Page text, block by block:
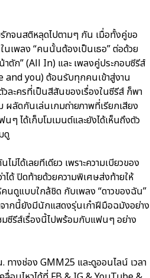
กจนสติหลุดไปตามๆ กัน เมื่อทั้งคู่ขอ
นเพลง “คนนั้นต้องเป็นเธอ” ต่อด้วย
ตัก” (All In) และ เพลงคู่ประกอบซีรีส์
and you) ต้อนรับทุกคนเข้าสู่งาน
ะครที่เป็นสีสันของเรื่องในซีรีส์ ก็พา
ผลัดกันเล่นเกมถ่ายภาพที่เรียกเสียง
ๆ ได้เก็บโมเมนต์และยังได้เห็นถึงตัว
ดู
ด้เลยทีเดียว เพราะความเบียวของ
ได้ ปิดท้ายด้วยความพิเศษส่งท้ายให้
นดูแบบใกล้ชิด กับเพลง “ดาวของฉัน”
ากนี้ยังมีนักแสดงรุ่นเก๋าฝีมือฉมังอย่าง
ซีรีส์เรื่องนี้ไปพร้อมกับแฟนๆ อย่าง
างช่อง GMM25 และดูออนไลน์ เวลา